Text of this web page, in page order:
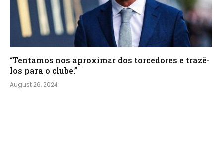
“Tentamos nos aproximar dos torcedores e trazê-
los para o clube.”
August 26, 2024